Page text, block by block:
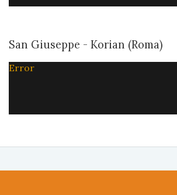
San Giuseppe - Korian (Roma)
Error